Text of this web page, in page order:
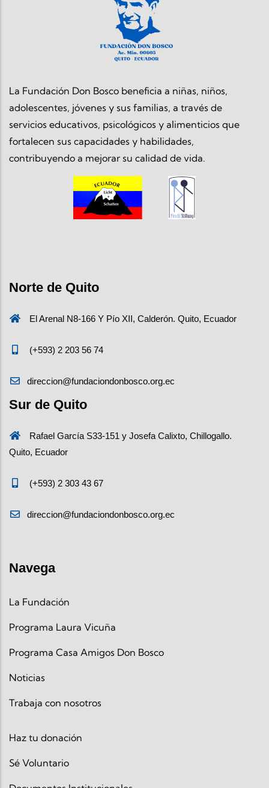
La Fundación Don Bosco beneficia a niñas, niños,
adolescentes, jóvenes y sus familias, a través de
servicios educativos, psicológicos y alimenticios que
fortalecen sus capacidades y habilidades,
contribuyendo a mejorar su calidad de vida.
Norte de Quito
El Arenal N8-166 Y Pío XII, Calderón. Quito, Ecuador
(+593) 2 203 56 74
direccion@fundaciondonbosco.org.ec
Sur de Quito
Rafael García S33-151 y Josefa Calixto, Chillogallo.
Quito, Ecuador
(+593) 2 303 43 67
direccion@fundaciondonbosco.org.ec
Navega
La Fundación
Programa Laura Vicuña
Programa Casa Amigos Don Bosco
Noticias
Trabaja con nosotros
Haz tu donación
Sé Voluntario